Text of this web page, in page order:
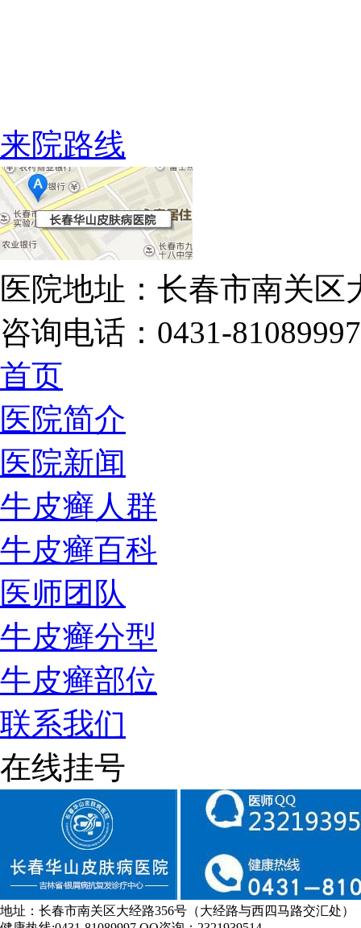
来院路线
医院地址：长春市南关区
咨询电话：0431-81089997
首页
医院简介
医院新闻
牛皮癣人群
牛皮癣百科
医师团队
牛皮癣分型
牛皮癣部位
联系我们
在线挂号
地址：长春市南关区大经路356号（大经路与西四马路交汇处）